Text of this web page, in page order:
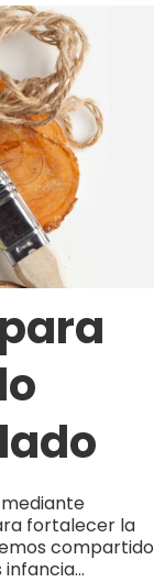
fortalecer la
compartido